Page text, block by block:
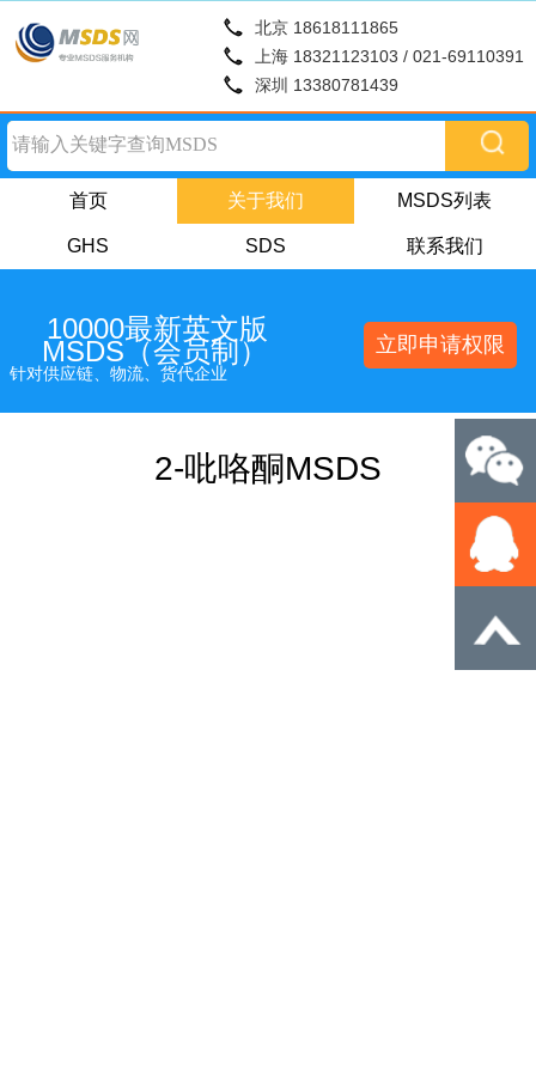
北京 18618111865
上海 18321123103 / 021-69110391
深圳 13380781439
首页 关于我们 MSDS列表
GHS SDS 联系我们
10000最新英文版
MSDS（会员制）
针对供应链、物流、货代企业
立即申请权限
2-吡咯酮MSDS